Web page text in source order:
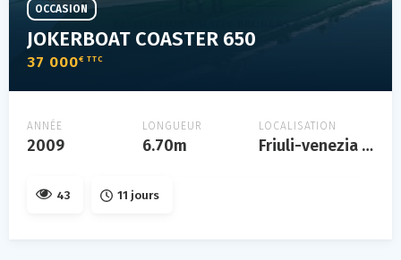
JOKERBOAT COASTER 650
37 000€ TTC
OCCASION
ANNÉE
2009
LONGUEUR
6.70m
LOCALISATION
Friuli-venezia giulia
43 11 jours